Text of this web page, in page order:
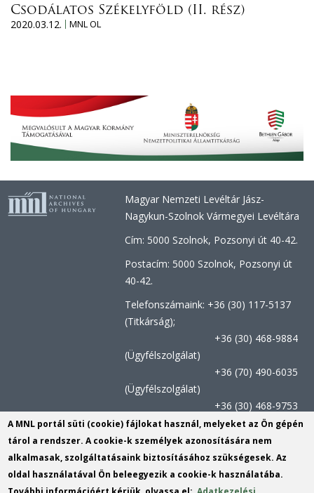
Csodálatos Székelyföld (II. rész)
2020.03.12.
MNL OL
Magyar Nemzeti Levéltár Jász-
Nagykun-Szolnok Vármegyei Levéltára
Cím: 5000 Szolnok, Pozsonyi út 40-42.
Postacím: 5000 Szolnok, Pozsonyi út
40-42.
Telefonszámaink: +36 (30) 117-5137
(Titkárság);
+36 (30) 468-9884
(Ügyfélszolgálat)
+36 (70) 490-6035
(Ügyfélszolgálat)
+36 (30) 468-9753
(Kutatószolgálat)
Titkársági e-mail:jnszvl@mnl.gov.hu
Kutatószolgálat e-mail címe:
szolnok.kutatas@mnl.gov.hu(link
A MNL portál süti (cookie) fájlokat használ, melyeket az Ön gépén
tárol a rendszer. A cookie-k személyek azonosítására nem
alkalmasak, szolgáltatásaink biztosításához szükségesek. Az
oldal használatával Ön beleegyezik a cookie-k használatába.